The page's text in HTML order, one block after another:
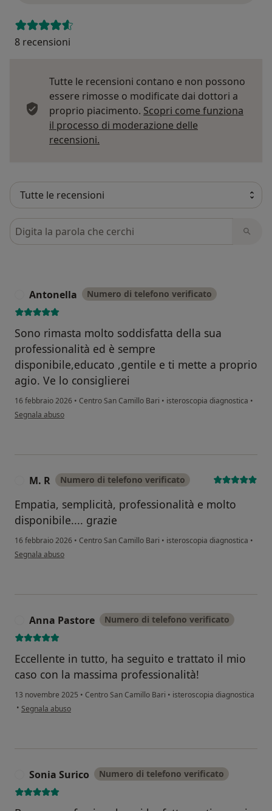
8 recensioni
Tutte le recensioni contano e non possono
essere rimosse o modificate dai dottori a
proprio piacimento. Scopri come funziona
il processo di moderazione delle
recensioni.
Cerca nelle recensioni
Antonella Numero di telefono verificato
Sono rimasta molto soddisfatta della sua
professionalità ed è sempre
disponibile,educato ,gentile e ti mette a proprio
agio. Ve lo consiglierei
16 febbraio 2026 • Centro San Camillo Bari • isteroscopia diagnostica •
secondo l'opinione dell'utente Antonella
Segnala abuso
M. R Numero di telefono verificato
Empatia, semplicità, professionalità e molto
disponibile.... grazie
16 febbraio 2026 • Centro San Camillo Bari • isteroscopia diagnostica •
secondo l'opinione dell'utente M. R
Segnala abuso
Anna Pastore Numero di telefono verificato
Eccellente in tutto, ha seguito e trattato il mio
caso con la massima professionalità!
13 novembre 2025 • Centro San Camillo Bari • isteroscopia diagnostica
• secondo l'opinione dell'utente Anna Pastore
Segnala abuso
Sonia Surico Numero di telefono verificato